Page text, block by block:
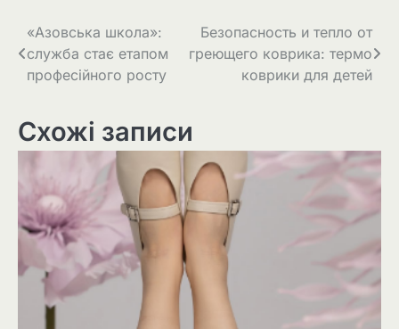
Навігація
записів
«Азовська школа»:
служба стає етапом
професійного росту
Безопасность и тепло от
греющего коврика: термо
коврики для детей
Схожі записи